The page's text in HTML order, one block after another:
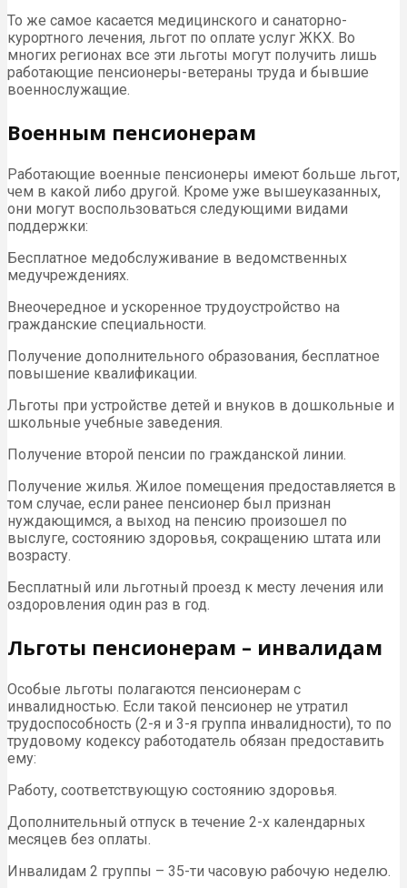
То же самое касается медицинского и санаторно-
курортного лечения, льгот по оплате услуг ЖКХ. Во
многих регионах все эти льготы могут получить лишь
работающие пенсионеры-ветераны труда и бывшие
военнослужащие.
Военным пенсионерам
Работающие военные пенсионеры имеют больше льгот,
чем в какой либо другой. Кроме уже вышеуказанных,
они могут воспользоваться следующими видами
поддержки:
Бесплатное медобслуживание в ведомственных
медучреждениях.
Внеочередное и ускоренное трудоустройство на
гражданские специальности.
Получение дополнительного образования, бесплатное
повышение квалификации.
Льготы при устройстве детей и внуков в дошкольные и
школьные учебные заведения.
Получение второй пенсии по гражданской линии.
Получение жилья. Жилое помещения предоставляется в
том случае, если ранее пенсионер был признан
нуждающимся, а выход на пенсию произошел по
выслуге, состоянию здоровья, сокращению штата или
возрасту.
Бесплатный или льготный проезд к месту лечения или
оздоровления один раз в год.
Льготы пенсионерам – инвалидам
Особые льготы полагаются пенсионерам с
инвалидностью. Если такой пенсионер не утратил
трудоспособность (2-я и 3-я группа инвалидности), то по
трудовому кодексу работодатель обязан предоставить
ему:
Работу, соответствующую состоянию здоровья.
Дополнительный отпуск в течение 2-х календарных
месяцев без оплаты.
Инвалидам 2 группы – 35-ти часовую рабочую неделю.